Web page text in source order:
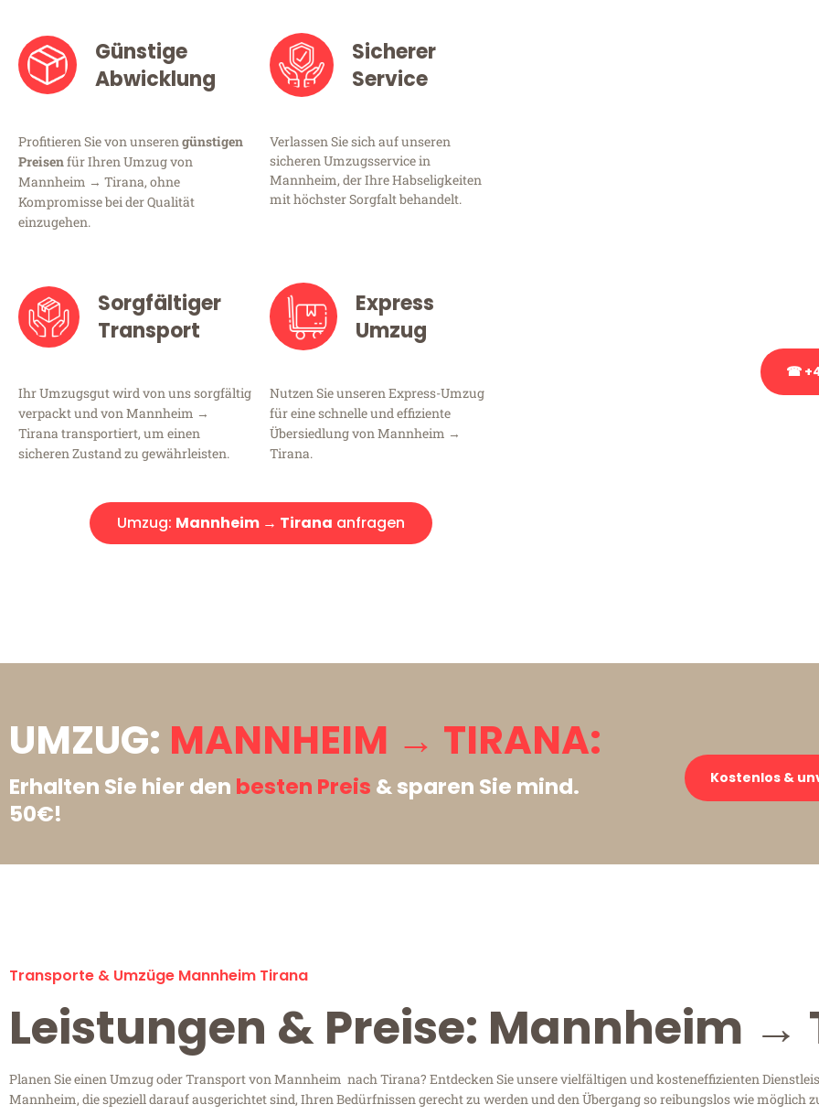
Günstige
Abwicklung
Profitieren Sie von unserengünstigen
Preisenfür Ihren Umzug von
Mannheim → Tirana, ohne
Kompromisse bei der Qualität
einzugehen.
Sicherer
Service
Verlassen Sie sich auf unseren
sicheren Umzugsservice in
Mannheim, der Ihre Habseligkeiten
mit höchster Sorgfalt behandelt.
Sorgfältiger
Transport
Ihr Umzugsgut wird von uns sorgfältig
verpackt und von Mannheim →
Tirana transportiert, um einen
sicheren Zustand zu gewährleisten.
Express
Umzug
Nutzen Sie unseren Express-Umzug
für eine schnelle und effiziente
Übersiedlung von Mannheim →
Tirana.
Umzug: Mannheim → Tirana anfragen
☎
UMZUG: MANNHEIM → TIRANA:
Erhalten Sie hier den besten Preis & sparen Sie mind.
50€!
Kostenlos &
Transporte & Umzüge Mannheim Tirana
Leistungen & Preise: Mannheim →
Planen Sie einen Umzug oder Transport von Mannheim nach Tirana? Entdecken Sie unsere vielfältigen und kosteneffizienten
Mannheim, die speziell darauf ausgerichtet sind, Ihren Bedürfnissen gerecht zu werden und den Übergang so reibungslos wie möglich